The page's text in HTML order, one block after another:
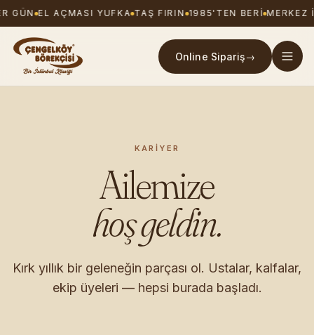
GÜN EL AÇMASI YUFKA TAŞ FIRIN 1985'TEN BERI MERKEZ
Online Sipariş→
KARIYER
Ailemize
hoş geldin.
Kırk yıllık bir geleneğin parçası ol. Ustalar, kalfalar,
ekip üyeleri — hepsi burada başladı.